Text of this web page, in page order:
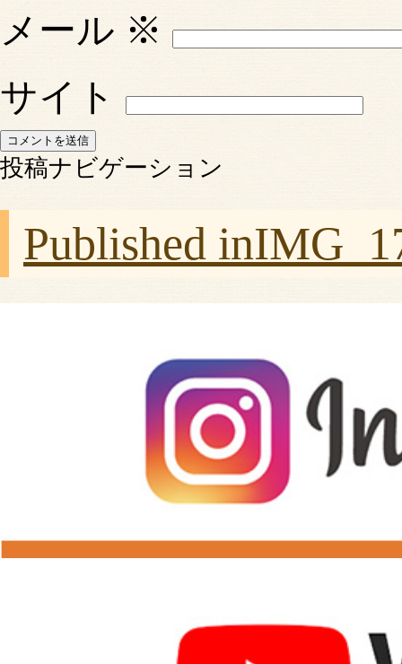
メール ※
サイト
投稿ナビゲーション
Published in